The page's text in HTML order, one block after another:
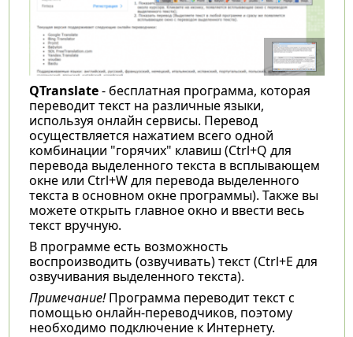
QTranslate- бесплатная программа, которая
переводит текст на различные языки,
используя онлайн сервисы. Перевод
осуществляется нажатием всего одной
комбинации "горячих" клавиш (Ctrl+Q для
перевода выделенного текста в всплывающем
окне или Ctrl+W для перевода выделенного
текста в основном окне программы). Также вы
можете открыть главное окно и ввести весь
текст вручную.
В программе есть возможность
воспроизводить (озвучивать) текст (Ctrl+E для
озвучивания выделенного текста).
Примечание!Программа переводит текст с
помощью онлайн-переводчиков, поэтому
необходимо подключение к Интернету.